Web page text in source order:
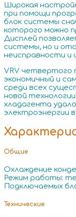
Широкая
при помощи
блок системы
которого можно
Дисплей
системы, но и
неисправности и
VRV четвертого
экономичный и
среди всех
новой
хладагента
электроэнергии
Общие
Охлаждение
Режим работы:
Подключаемых
Технические